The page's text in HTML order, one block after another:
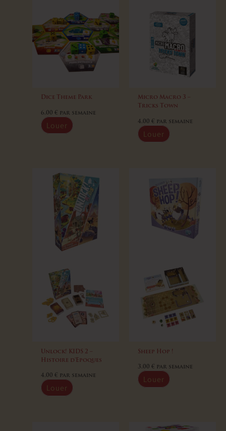
Dice Theme Park
6,00 € par semaine
Louer
Micro Macro 3 –
Tricks Town
4,00 € par semaine
Louer
Unlock! KIDS 2 –
Histoire d’Epoques
4,00 € par semaine
Louer
Sheep Hop !
3,00 € par semaine
Louer